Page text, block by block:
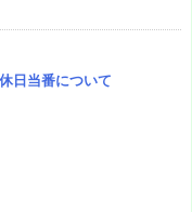
日当番について